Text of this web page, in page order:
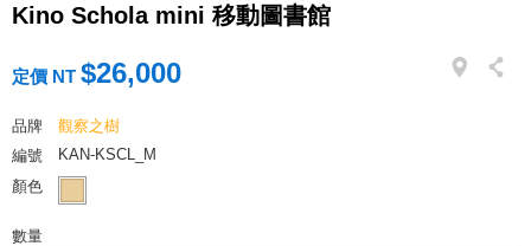
Kino Schola mini 移動圖書館
定價 NT $26,000
品牌
觀察之樹
編號
KAN-KSCL_M
顏色
數量